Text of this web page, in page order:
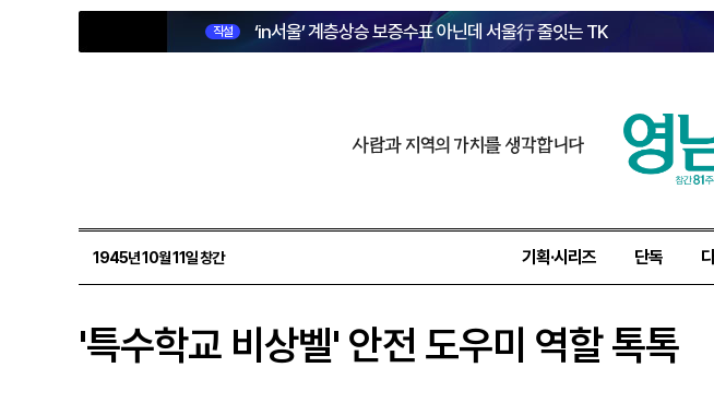
직설 ‘in서울’ 계층상승 보증수표 아닌데 서울行 줄잇는 TK
사람과 지역의 가치를 생각합니다
1945년 10월 11일 창간 기획·시리즈 단독
'특수학교 비상벨' 안전 도우미 역할 톡톡